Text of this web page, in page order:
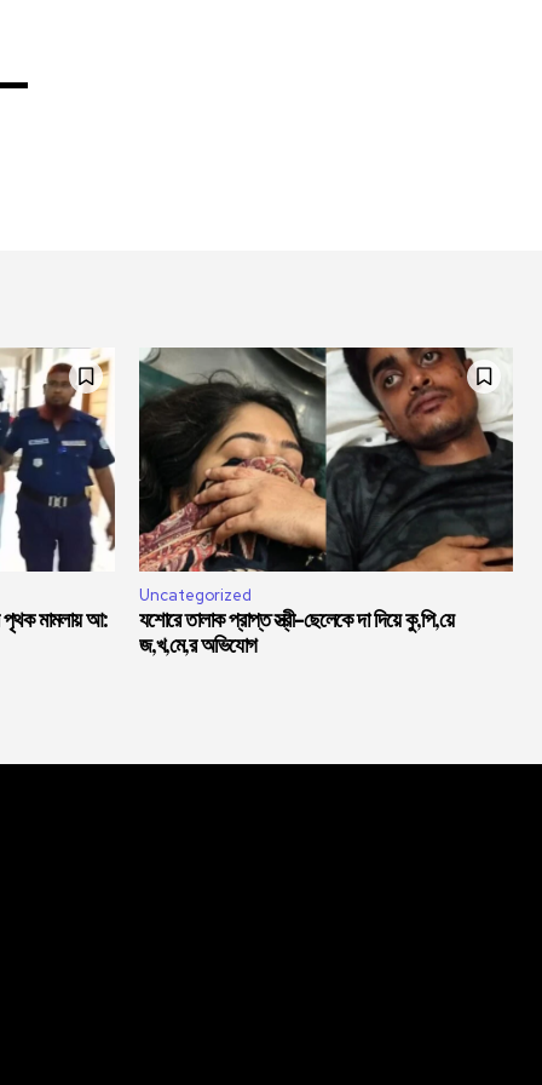
মামলায় আ:
Uncategorized
যশোরে তালাক প্রাপ্ত স্ত্রী-ছেলেকে দা দিয়ে কু,পি,য়ে
জ,খ,মে,র অভিযোগ